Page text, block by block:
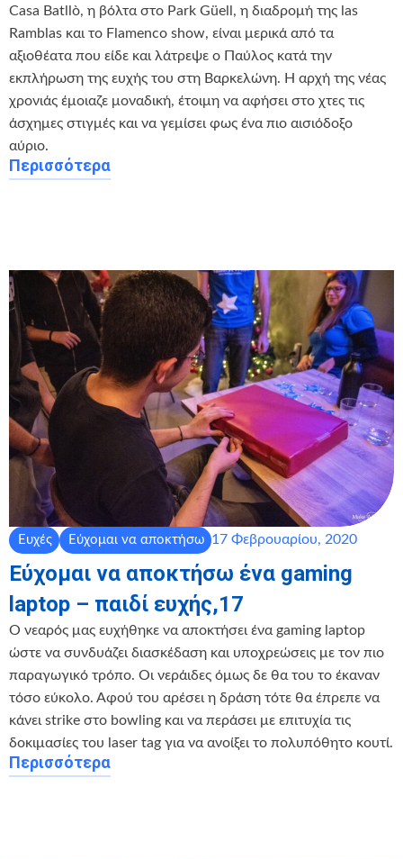
Casa Batllò, η βόλτα στο Park Güell, η διαδρομή της las
Ramblas και το Flamenco show, είναι μερικά από τα
αξιοθέατα που είδε και λάτρεψε ο Παύλος κατά την
εκπλήρωση της ευχής του στη Βαρκελώνη. Η αρχή της νέας
χρονιάς έμοιαζε μοναδική, έτοιμη να αφήσει στο χτες τις
άσχημες στιγμές και να γεμίσει φως ένα πιο αισιόδοξο
αύριο.
Περισσότερα
Ευχές Εύχομαι να αποκτήσω 17 Φεβρουαρίου, 2020
Εύχομαι να αποκτήσω ένα gaming
laptop – παιδί ευχής,17
Ο νεαρός μας ευχήθηκε να αποκτήσει ένα gaming laptop
ώστε να συνδυάζει διασκέδαση και υποχρεώσεις με τον πιο
παραγωγικό τρόπο. Οι νεράιδες όμως δε θα του το έκαναν
τόσο εύκολο. Αφού του αρέσει η δράση τότε θα έπρεπε να
κάνει strike στο bowling και να περάσει με επιτυχία τις
δοκιμασίες του laser tag για να ανοίξει το πολυπόθητο κουτί.
Περισσότερα